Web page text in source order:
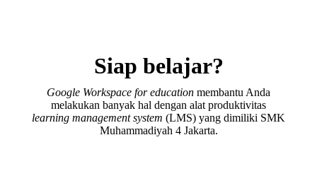
Siap belajar?
Google Workspace for education membantu Anda
melakukan banyak hal dengan alat produktivitas
learning management system (LMS) yang dimiliki SMK
Muhammadiyah 4 Jakarta.